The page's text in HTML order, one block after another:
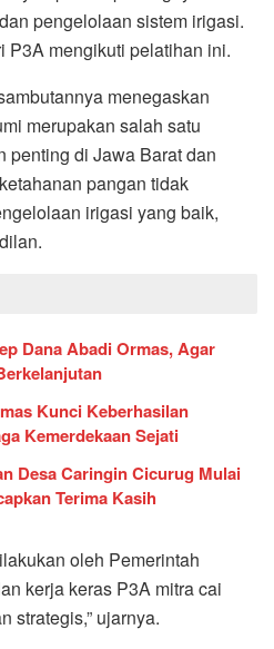
pengelolaan sistem irigasi.
P3A mengikuti pelatihan ini.
menegaskan
merupakan salah satu
penting di Jawa Barat dan
pangan tidak
irigasi yang baik,
Dana Abadi Ormas, Agar
Kunci Keberhasilan
Kemerdekaan Sejati
Desa Caringin Cicurug Mulai
Terima Kasih
oleh Pemerintah
kerja keras P3A mitra cai
strategis,” ujarnya.